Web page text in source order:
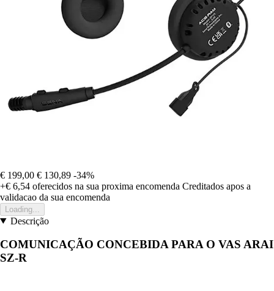
€ 199,00 € 130,89 -34%
+€ 6,54 oferecidos na sua proxima encomenda Creditados apos a
validacao da sua encomenda
Loading...
Descrição
COMUNICAÇÃO CONCEBIDA PARA O VAS ARAI
SZ-R